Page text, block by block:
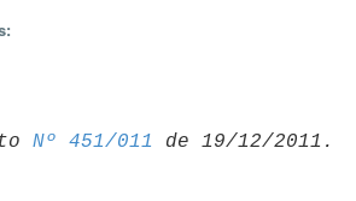
Nº 451/011